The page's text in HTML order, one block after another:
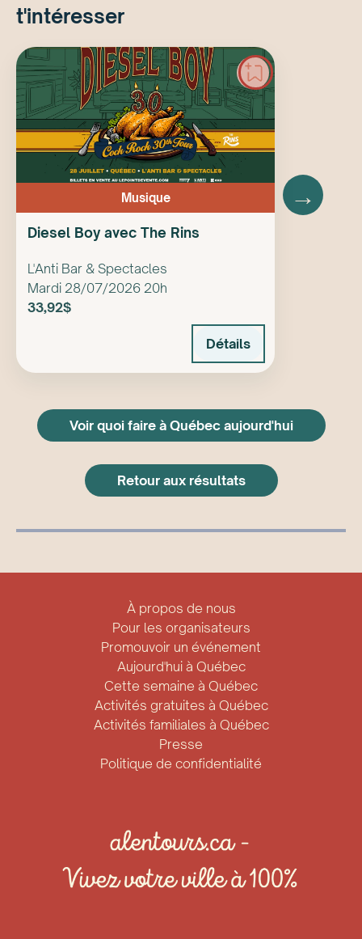
t'intéresser
Musique
Diesel Boy avec The Rins
L'Anti Bar & Spectacles
Mardi 28/07/2026 20h
33,92$
Détails
→
Voir quoi faire à Québec aujourd'hui
Retour aux résultats
À propos de nous
Pour les organisateurs
Promouvoir un événement
Aujourd'hui à Québec
Cette semaine à Québec
Activités gratuites à Québec
Activités familiales à Québec
Presse
Politique de confidentialité